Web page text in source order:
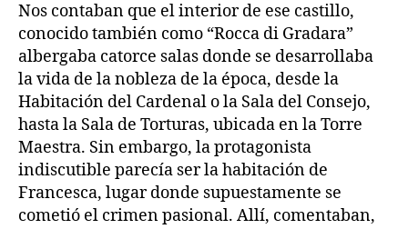
Nos contaban que el interior de ese castillo,
conocido también como “Rocca di Gradara”
albergaba catorce salas donde se desarrollaba
la vida de la nobleza de la época, desde la
Habitación del Cardenal o la Sala del Consejo,
hasta la Sala de Torturas, ubicada en la Torre
Maestra. Sin embargo, la protagonista
indiscutible parecía ser la habitación de
Francesca, lugar donde supuestamente se
cometió el crimen pasional. Allí, comentaban,